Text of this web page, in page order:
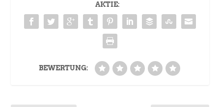
AKTIE:
BEWERTUNG: